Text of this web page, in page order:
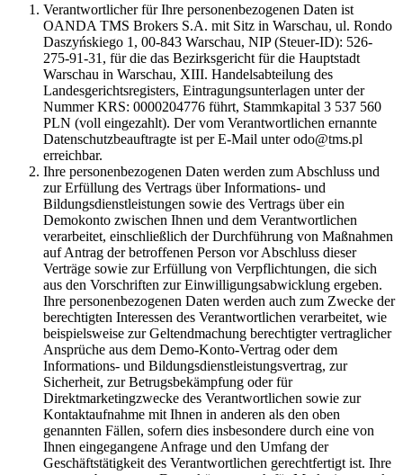
Verantwortlicher für Ihre personenbezogenen Daten ist
OANDA TMS Brokers S.A. mit Sitz in Warschau, ul. Rondo
Daszyńskiego 1, 00-843 Warschau, NIP (Steuer-ID): 526-
275-91-31, für die das Bezirksgericht für die Hauptstadt
Warschau in Warschau, XIII. Handelsabteilung des
Landesgerichtsregisters, Eintragungsunterlagen unter der
Nummer KRS: 0000204776 führt, Stammkapital 3 537 560
PLN (voll eingezahlt). Der vom Verantwortlichen ernannte
Datenschutzbeauftragte ist per E-Mail unter odo@tms.pl
erreichbar.
Ihre personenbezogenen Daten werden zum Abschluss und
zur Erfüllung des Vertrags über Informations- und
Bildungsdienstleistungen sowie des Vertrags über ein
Demokonto zwischen Ihnen und dem Verantwortlichen
verarbeitet, einschließlich der Durchführung von Maßnahmen
auf Antrag der betroffenen Person vor Abschluss dieser
Verträge sowie zur Erfüllung von Verpflichtungen, die sich
aus den Vorschriften zur Einwilligungsabwicklung ergeben.
Ihre personenbezogenen Daten werden auch zum Zwecke der
berechtigten Interessen des Verantwortlichen verarbeitet, wie
beispielsweise zur Geltendmachung berechtigter vertraglicher
Ansprüche aus dem Demo-Konto-Vertrag oder dem
Informations- und Bildungsdienstleistungsvertrag, zur
Sicherheit, zur Betrugsbekämpfung oder für
Direktmarketingzwecke des Verantwortlichen sowie zur
Kontaktaufnahme mit Ihnen in anderen als den oben
genannten Fällen, sofern dies insbesondere durch eine von
Ihnen eingegangene Anfrage und den Umfang der
Geschäftstätigkeit des Verantwortlichen gerechtfertigt ist. Ihre